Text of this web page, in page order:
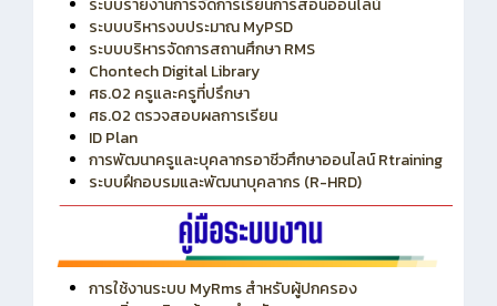
ระบบติดตามผู้สำเร็จการศึกษา
ระบบรายงานการจัดการเรียนการสอนออนไลน์
ระบบบริหารงบประมาณ MyPSD
ระบบบริหารจัดการสถานศึกษา RMS
Chontech Digital Library
ศธ.02 ครูและครูที่ปรึกษา
ศธ.02 ตรวจสอบผลการเรียน
ID Plan
การพัฒนาครูและบุคลากรอาชีวศึกษาออนไลน์ Rtraining
ระบบฝึกอบรมและพัฒนาบุคลากร (R-HRD)